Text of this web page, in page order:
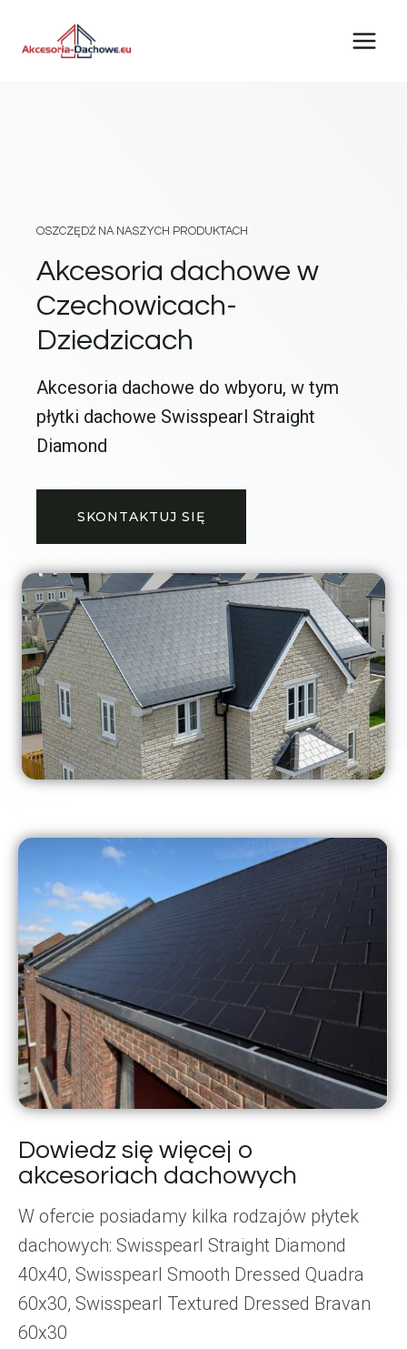
OSZCZĘDŹ NA NASZYCH PRODUKTACH
Akcesoria dachowe w
Czechowicach-
Dziedzicach
Akcesoria dachowe do wbyoru, w tym
płytki dachowe Swisspearl Straight
Diamond
SKONTAKTUJ SIĘ
Dowiedz się więcej o
akcesoriach dachowych
W ofercie posiadamy kilka rodzajów płytek
dachowych: Swisspearl Straight Diamond
40x40, Swisspearl Smooth Dressed Quadra
60x30, Swisspearl Textured Dressed Bravan
60x30